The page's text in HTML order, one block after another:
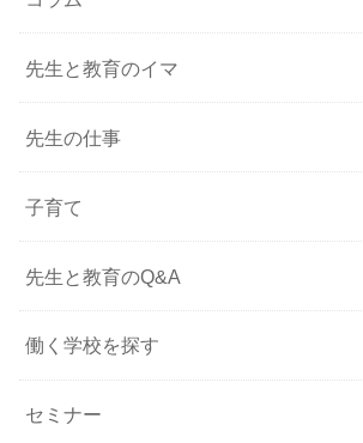
先生と教育のイマ
先生の仕事
子育て
先生と教育のQ&A
働く学校を探す
セミナー